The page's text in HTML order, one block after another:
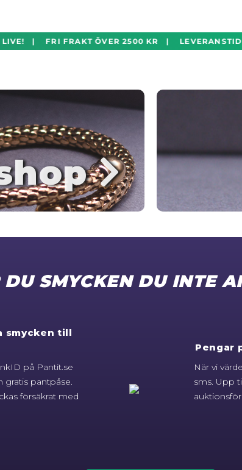
| FRI FRAKT ÖVER 2500 KR |
DU SMYCKEN DU INTE
smycken till
på Pantit.se
gratis pantpåse.
försäkrat med
Pengar
När vi
sms. Upp